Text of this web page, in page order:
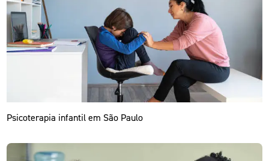
Psicoterapia infantil em São Paulo